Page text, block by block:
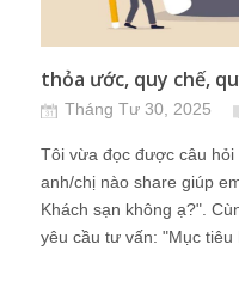
thỏa ước, quy chế,
Tháng Tư 30, 2025
Tôi vừa đọc được câu
anh/chị nào share giúp
Khách sạn không ạ?".
yêu cầu tư vấn: "Mục tiêu